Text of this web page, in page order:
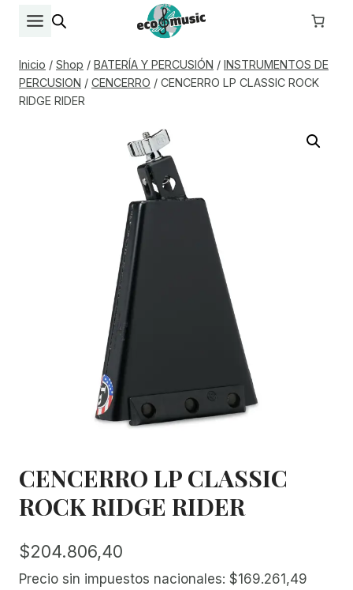
Inicio / Shop / BATERÍA Y PERCUSIÓN / INSTRUMENTOS DE
PERCUSION / CENCERRO / CENCERRO LP CLASSIC ROCK
RIDGE RIDER
CENCERRO LP CLASSIC
ROCK RIDGE RIDER
$204.806,40
Precio sin impuestos nacionales: $169.261,49